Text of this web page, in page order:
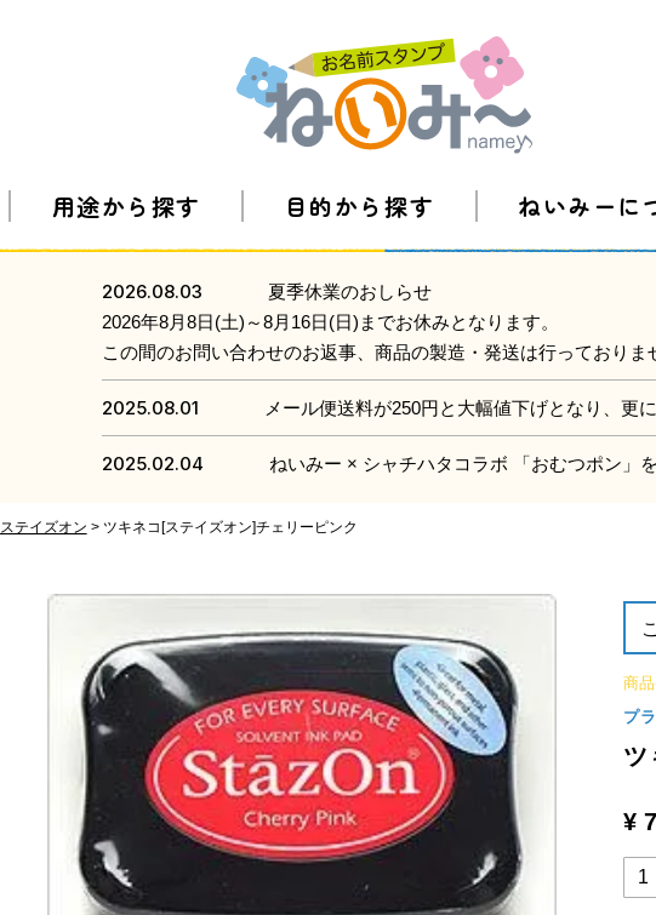
用途から探す 目的から探す ねいみーに
2026.08.03
夏季休業のおしらせ
2026年8月8日(土)～8月16日(日)までお休みとなります。
この間のお問い合わせのお返事、商品の製造・発送は行っており
2025.08.01 メール便送料が250円と大幅値下げとなり、更
2025.02.04 ねいみー × シャチハタコラボ 「おむつポン」
ステイズオン ツキネコ[ステイズオン]チェリーピンク
商
プ
¥